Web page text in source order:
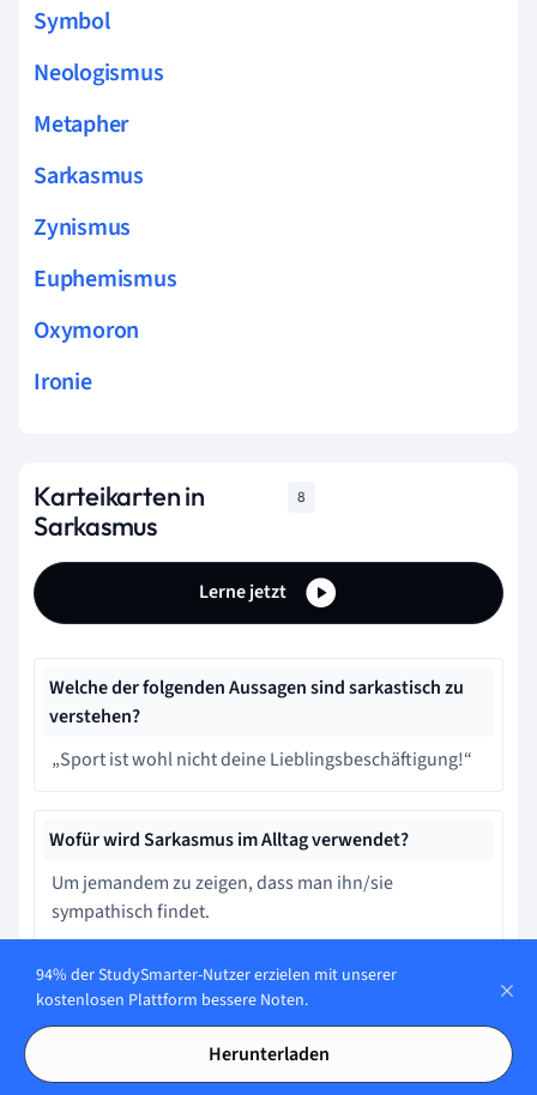
Symbol
Neologismus
Metapher
Sarkasmus
Zynismus
Euphemismus
Oxymoron
Ironie
Karteikarten in
Sarkasmus
8
Lerne jetzt
Welche der folgenden Aussagen sind sarkastisch zu
verstehen?
„Sport ist wohl nicht deine Lieblingsbeschäftigung!“
Wofür wird Sarkasmus im Alltag verwendet?
Um jemandem zu zeigen, dass man ihn/sie
sympathisch findet.
Wie wird Sarkasmus noch bezeichnet?
Sarkasmus wird auch als beißender Hohn oder Spott
94% der StudySmarter-Nutzer erzielen mit unserer
kostenlosen Plattform bessere Noten.
Herunterladen